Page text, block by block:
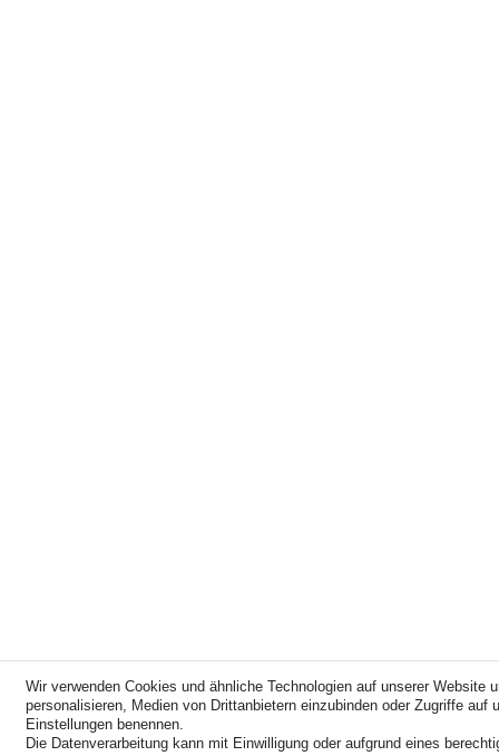
Wir verwenden Cookies und ähnliche Technologien auf unserer
personalisieren, Medien von Drittanbietern einzubinden oder Zugriffe
Einstellungen benennen.
Die Datenverarbeitung kann mit Einwilligung oder aufgrund eines